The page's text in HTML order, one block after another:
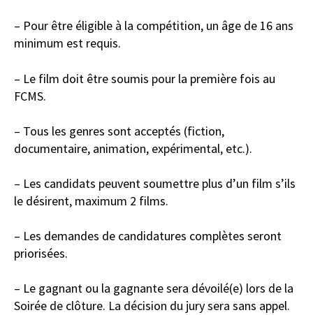
– Pour être éligible à la compétition, un âge de 16 ans
minimum est requis.
– Le film doit être soumis pour la première fois au
FCMS.
– Tous les genres sont acceptés (fiction,
documentaire, animation, expérimental, etc.).
– Les candidats peuvent soumettre plus d’un film s’ils
le désirent, maximum 2 films.
– Les demandes de candidatures complètes seront
priorisées.
– Le gagnant ou la gagnante sera dévoilé(e) lors de la
Soirée de clôture. La décision du jury sera sans appel.